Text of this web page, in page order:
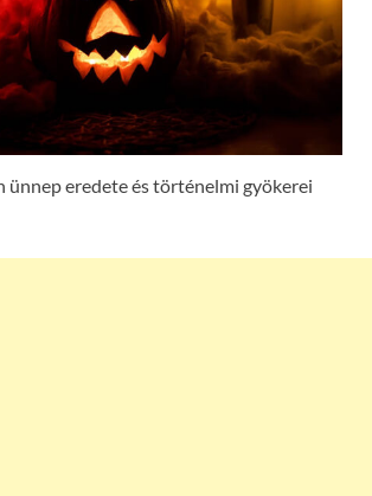
ünnep eredete és történelmi gyökerei